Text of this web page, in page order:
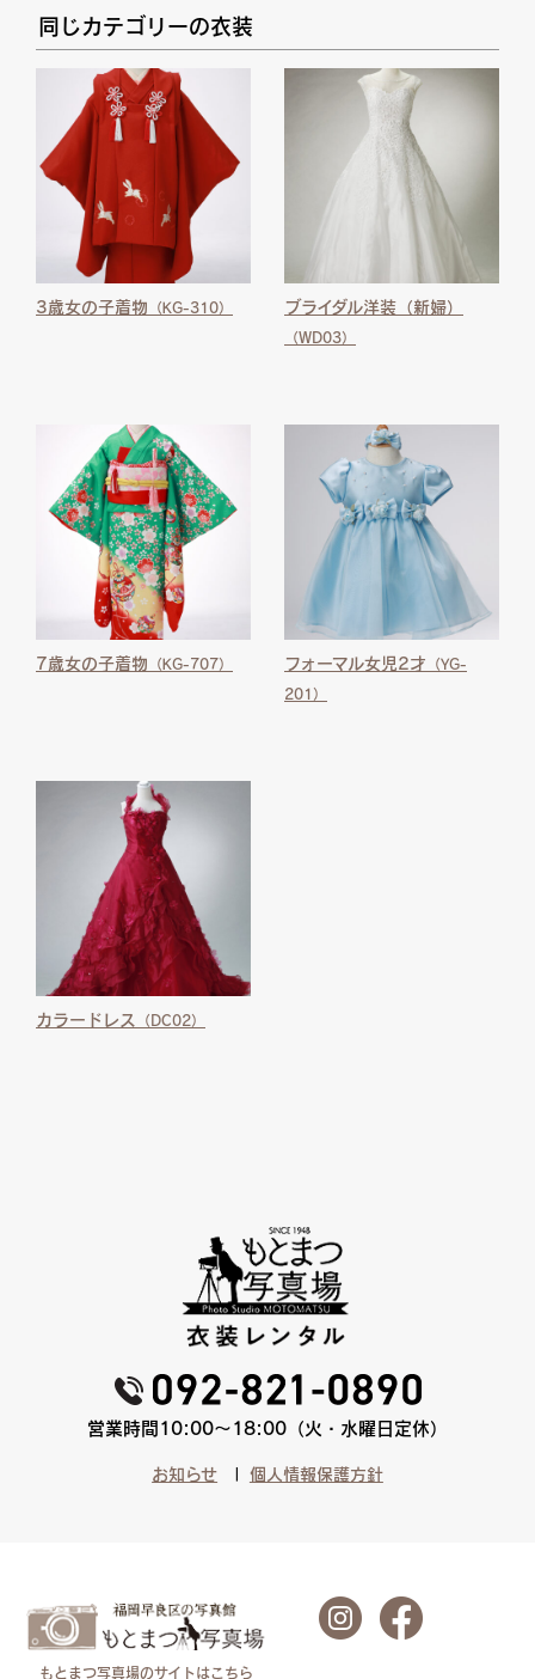
同じカテゴリーの衣装
3歳女の子着物 （KG-310） ブライダル洋装（新婦）
（WD03）
7歳女の子着物 （KG-707） フォーマル女児2才 （YG-
201）
カラードレス （DC02）
営業時間10:00〜18:00（火・水曜日定休）
お知らせ 個人情報保護方針
もとまつ写真場のサイトはこちら